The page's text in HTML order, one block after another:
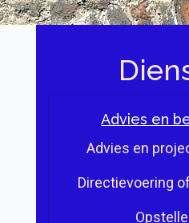
Advies en
Advies en
Directievoering